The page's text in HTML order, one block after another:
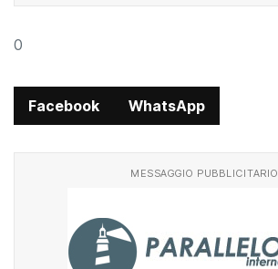
0
Facebook WhatsApp
MESSAGGIO PUBBLICITARIO